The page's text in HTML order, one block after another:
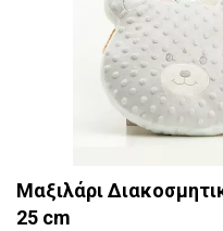
Μαξιλάρι
25 cm